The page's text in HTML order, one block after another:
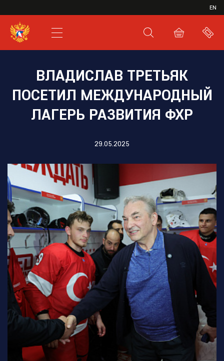
EN
XHL.RU
ВКС
ВЛАДИСЛАВ ТРЕТЬЯК
ПОСЕТИЛ МЕЖДУНАРОДНЫЙ
ЛАГЕРЬ РАЗВИТИЯ ФХР
29.05.2025